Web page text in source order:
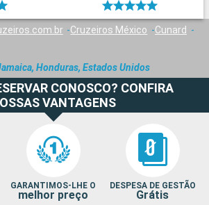
Cruzeiros México
Cunard
Honduras, Estados Unidos
CONOSCO? CONFIRA
VANTAGENS
GARANTIMOS-LHE O
melhor preço
DESPESA DE GESTÃO
Grátis